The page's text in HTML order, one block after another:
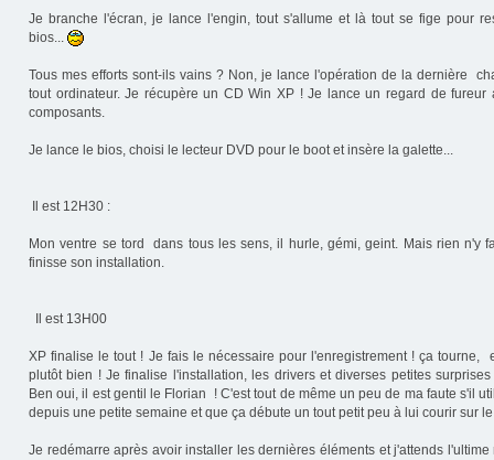
Je branche l'écran, je lance l'engin, tout s'allume et là tout se fige pour
bios...
Tous mes efforts sont-ils vains ? Non, je lance l'opération de la dernière
tout ordinateur. Je récupère un CD Win XP ! Je lance un regard de fureur
composants.
Je lance le bios, choisi le lecteur DVD pour le boot et insère la galette...
Il est 12H30 :
Mon ventre se tord dans tous les sens, il hurle, gémi, geint. Mais rien n'y
finisse son installation.
Il est 13H00
XP finalise le tout ! Je fais le nécessaire pour l'enregistrement ! ça tourne,
plutôt bien ! Je finalise l'installation, les drivers et diverses petites
Ben oui, il est gentil le Florian ! C'est tout de même un peu de ma faute s'il
depuis une petite semaine et que ça débute un tout petit peu à lui courir sur
Je redémarre après avoir installer les dernières éléments et j'attends l'ultime